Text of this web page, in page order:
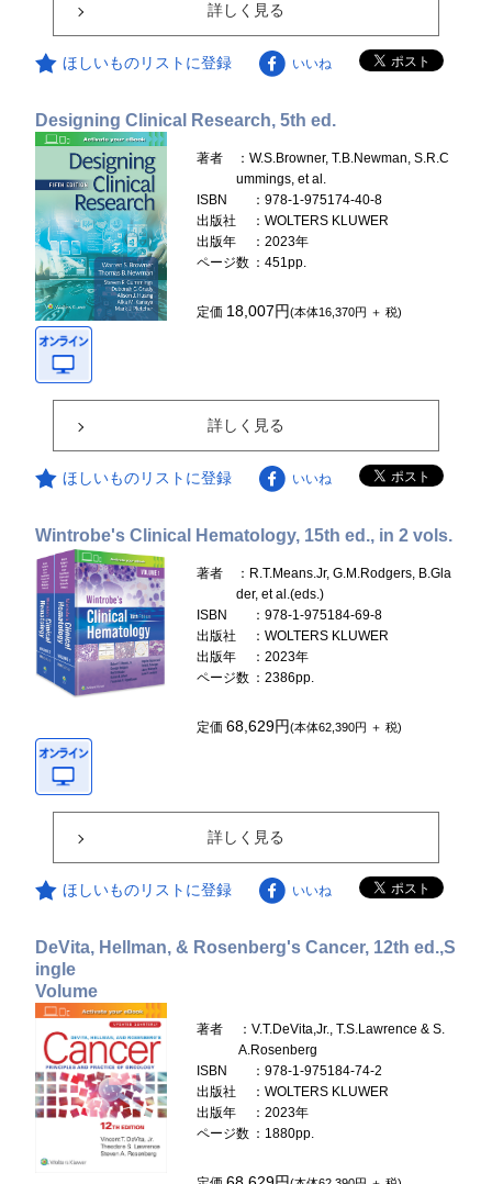
詳しく見る
ほしいものリストに登録 いいね
Designing Clinical Research, 5th ed.
著者
：W.S.Browner, T.B.Newman, S.R.C
ummings, et al.
ISBN
：978-1-975174-40-8
出版社
：WOLTERS KLUWER
出版年
：2023年
ページ数 ：451pp.
定価 18,007円(本体16,370円 ＋ 税)
詳しく見る
ほしいものリストに登録 いいね
Wintrobe's Clinical Hematology, 15th ed., in 2 vols.
著者
：R.T.Means.Jr, G.M.Rodgers, B.Gla
der, et al.(eds.)
ISBN
：978-1-975184-69-8
出版社
：WOLTERS KLUWER
出版年
：2023年
ページ数 ：2386pp.
定価68,629円(本体62,390円 ＋ 税)
詳しく見る
ほしいものリストに登録 いいね
DeVita, Hellman, & Rosenberg's Cancer, 12th ed.,S
ingle
Volume
著者
：V.T.DeVita,Jr., T.S.Lawrence & S.
A.Rosenberg
ISBN
：978-1-975184-74-2
出版社
：WOLTERS KLUWER
出版年
：2023年
ページ数 ：1880pp.